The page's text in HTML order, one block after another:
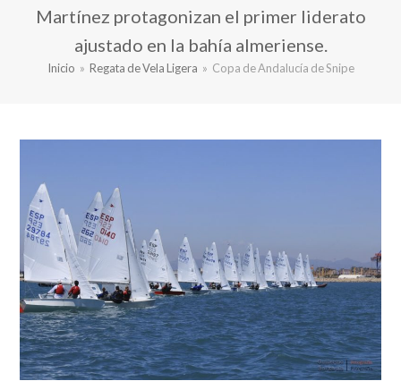
Martínez protagonizan el primer liderato
ajustado en la bahía almeriense.
Inicio » Regata de Vela Ligera » Copa de Andalucía de Snipe